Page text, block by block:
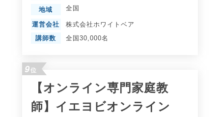
地域 全国
運営会社
株式会社ホワイトベア
講師数
全国30,000名
9位
【オンライン専門家庭教
師】イエヨビオンライン